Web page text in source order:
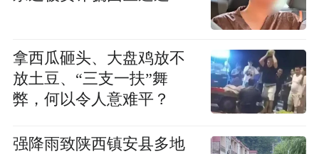
拿西瓜砸头、大盘鸡放不
放土豆、“三支一扶”舞
弊，何以令人意难平？
强降雨致陕西镇安县多地